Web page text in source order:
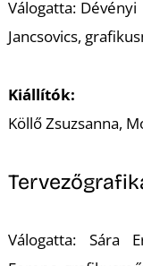
Válogatta:
Jancsovics,
Kiállítók:
Köllő Zsuzsanna,
Válogatta: Sára